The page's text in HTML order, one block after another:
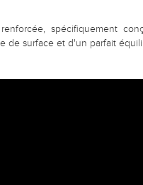
spécifiquement
de surface et d'un parfait